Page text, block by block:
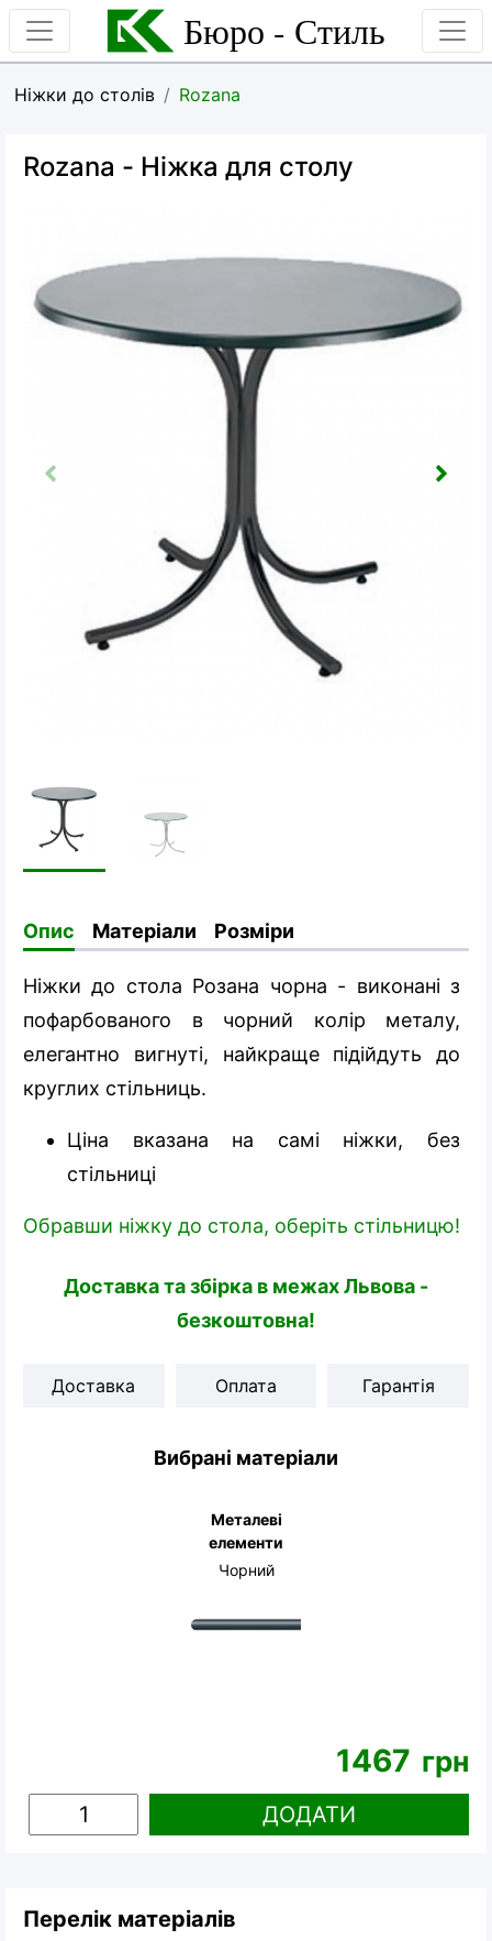
Бюро - Стиль
Ніжки до столів Rozana
Rozana - Ніжка для столу
Опис Матеріали Розміри
Ніжки до стола Розана чорна - виконані з
пофарбованого в чорний колір металу,
елегантно вигнуті, найкраще підійдуть до
круглих стільниць.
Ціна вказана на самі ніжки, без
стільниці
Обравши ніжку до стола, оберіть стільницю!
Доставка та збірка в межах Львова -
безкоштовна!
Доставка Оплата Гарантія
Вибрані матеріали
Металеві
елементи
Чорний
1467 грн
ДОДАТИ
Перелік матеріалів